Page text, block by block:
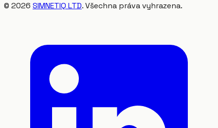
© 2026 SIMNETIQ LTD. Všechna práva vyhrazena.